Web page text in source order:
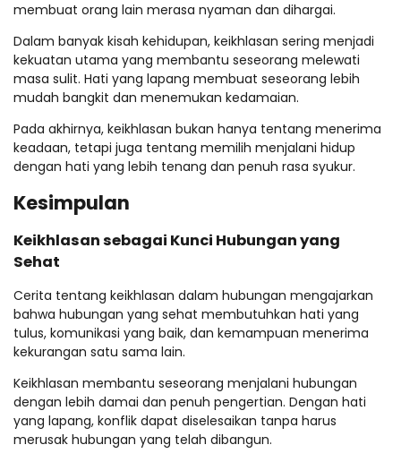
membuat orang lain merasa nyaman dan dihargai.
Dalam banyak kisah kehidupan, keikhlasan sering menjadi
kekuatan utama yang membantu seseorang melewati
masa sulit. Hati yang lapang membuat seseorang lebih
mudah bangkit dan menemukan kedamaian.
Pada akhirnya, keikhlasan bukan hanya tentang menerima
keadaan, tetapi juga tentang memilih menjalani hidup
dengan hati yang lebih tenang dan penuh rasa syukur.
Kesimpulan
Keikhlasan sebagai Kunci Hubungan yang
Sehat
Cerita tentang keikhlasan dalam hubungan mengajarkan
bahwa hubungan yang sehat membutuhkan hati yang
tulus, komunikasi yang baik, dan kemampuan menerima
kekurangan satu sama lain.
Keikhlasan membantu seseorang menjalani hubungan
dengan lebih damai dan penuh pengertian. Dengan hati
yang lapang, konflik dapat diselesaikan tanpa harus
merusak hubungan yang telah dibangun.